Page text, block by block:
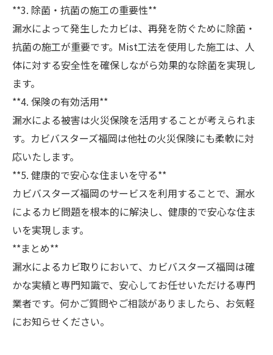
**3. 除菌・抗菌の施工の重要性**
漏水によって発生したカビは、再発を防ぐために除菌・
抗菌の施工が重要です。Mist工法を使用した施工は、人
体に対する安全性を確保しながら効果的な除菌を実現し
ます。
**4. 保険の有効活用**
漏水による被害は火災保険を活用することが考えられま
す。カビバスターズ福岡は他社の火災保険にも柔軟に対
応いたします。
**5. 健康的で安心な住まいを守る**
カビバスターズ福岡のサービスを利用することで、漏水
によるカビ問題を根本的に解決し、健康的で安心な住ま
いを実現します。
**まとめ**
漏水によるカビ取りにおいて、カビバスターズ福岡は確
かな実績と専門知識で、安心してお任せいただける専門
業者です。何かご質問やご相談がありましたら、お気軽
にお知らせください。